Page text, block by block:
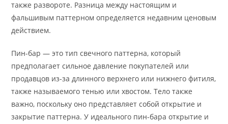
также развороте. Разница между настоящим и
фальшивым паттерном определяется недавним ценовым
действием.
Пин-бар — это тип свечного паттерна, который
предполагает сильное давление покупателей или
продавцов из-за длинного верхнего или нижнего фитиля,
также называемого тенью или хвостом. Тело также
важно, поскольку оно представляет собой открытие и
закрытие паттерна. У идеального пин-бара открытие и